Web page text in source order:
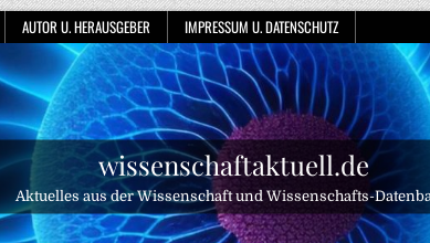
AUTOR U. HERAUSGEBER IMPRESSUM U. DATENSCHUTZ
wissenschaftaktuell.de
Aktuelles aus der Wissenschaft und Wissenschafts-